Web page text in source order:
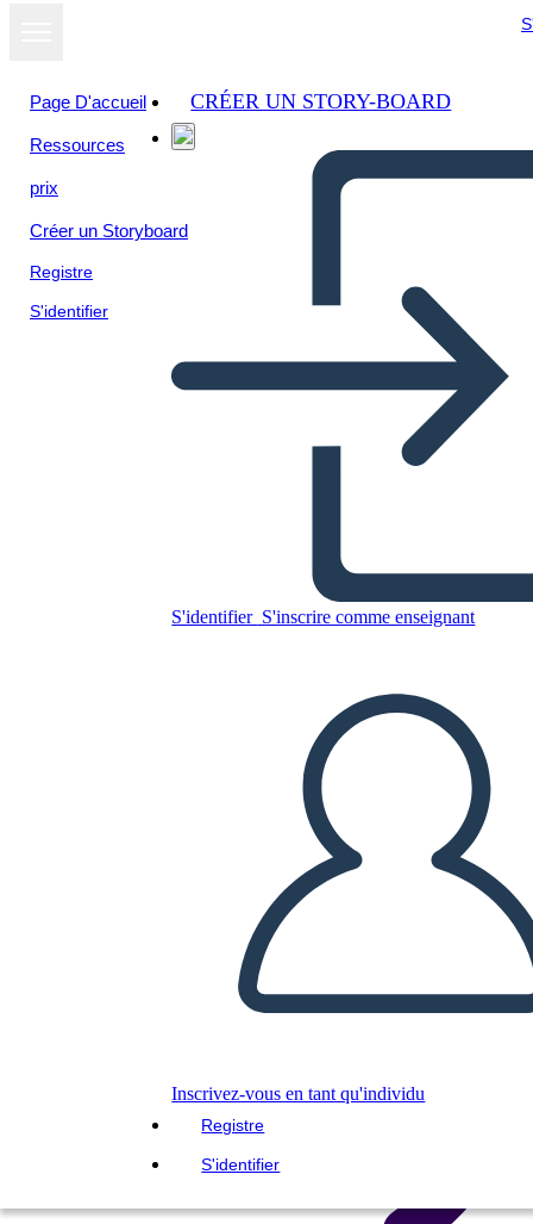
Page D'accueil
Ressources
prix
Créer un Storyboard
Registre
S'identifier
CRÉER UN STORY-BOARD
S'identifier S'inscrire comme enseignant
Inscrivez-vous en tant qu'individu
Registre
S'identifier
LIRE LE DIAPORAMA
LIS-MOI